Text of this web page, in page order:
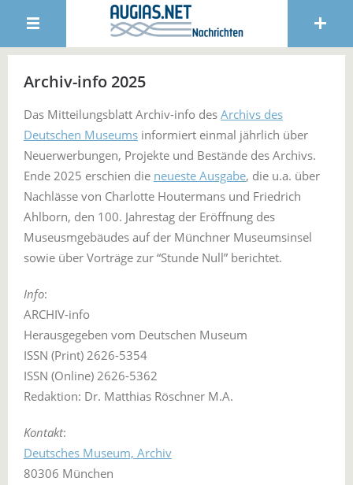
Archiv-info 2025
Das Mitteilungsblatt Archiv-info des Archivs des
Deutschen Museums informiert einmal jährlich über
Neuerwerbungen, Projekte und Bestände des Archivs.
Ende 2025 erschien die neueste Ausgabe, die u.a. über
Nachlässe von Charlotte Houtermans und Friedrich
Ahlborn, den 100. Jahrestag der Eröffnung des
Museusmgebäudes auf der Münchner Museumsinsel
sowie über Vorträge zur “Stunde Null” berichtet.
Info:
ARCHIV-info
Herausgegeben vom Deutschen Museum
ISSN (Print) 2626-5354
ISSN (Online) 2626-5362
Redaktion: Dr. Matthias Röschner M.A.
Kontakt:
Deutsches Museum, Archiv
80306 München